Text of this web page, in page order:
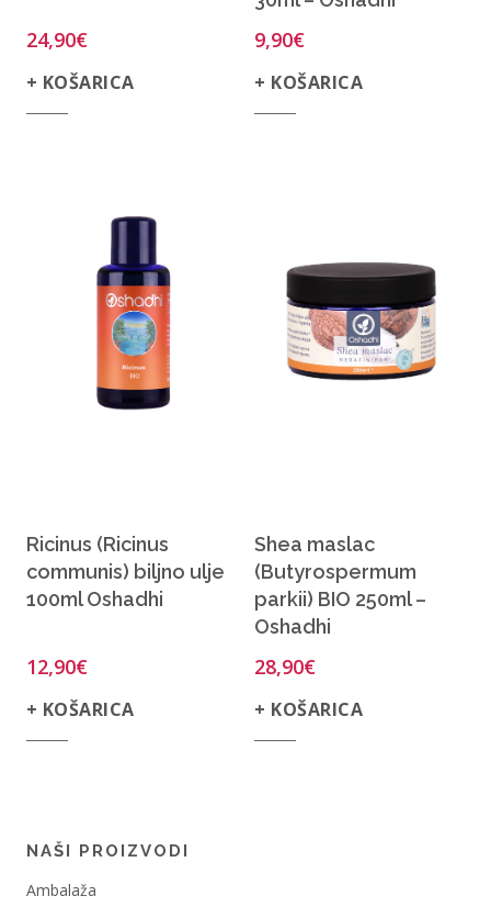
24,90€
+ KOŠARICA
9,90€
+ KOŠARICA
Ricinus (Ricinus
communis) biljno ulje
100ml Oshadhi
12,90€
+ KOŠARICA
Shea maslac
(Butyrospermum
parkii) BIO 250ml –
Oshadhi
28,90€
+ KOŠARICA
NAŠI PROIZVODI
Ambalaža